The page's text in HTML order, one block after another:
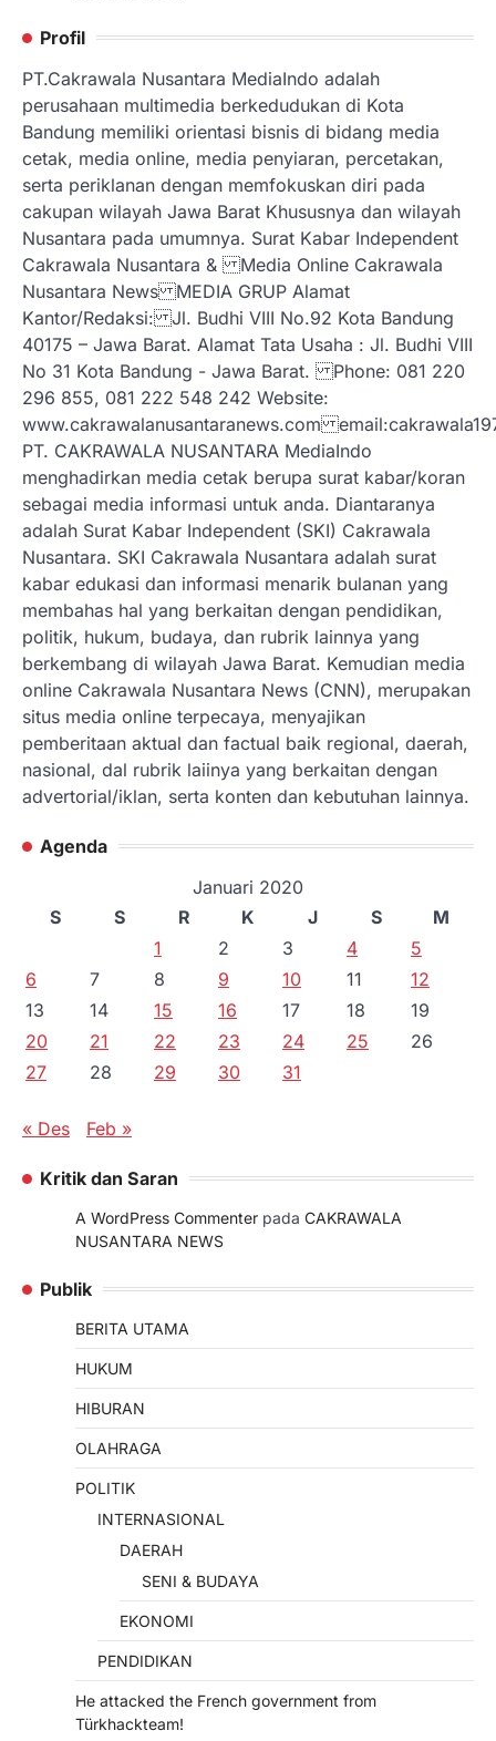
Profil
PT.Cakrawala Nusantara MediaIndo adalah
perusahaan multimedia berkedudukan di Kota
Bandung memiliki orientasi bisnis di bidang media
cetak, media online, media penyiaran, percetakan,
serta periklanan dengan memfokuskan diri pada
cakupan wilayah Jawa Barat Khususnya dan wilayah
Nusantara pada umumnya. Surat Kabar Independent
Cakrawala Nusantara & Media Online Cakrawala
Nusantara News MEDIA GRUP Alamat
Kantor/Redaksi: Jl. Budhi VIII No.92 Kota Bandung
40175 – Jawa Barat. Alamat Tata Usaha : Jl. Budhi VIII
No 31 Kota Bandung - Jawa Barat. Phone: 081 220
296 855, 081 222 548 242 Website:
www.cakrawalanusantaranews.com
PT. CAKRAWALA NUSANTARA MediaIndo
menghadirkan media cetak berupa surat kabar/koran
sebagai media informasi untuk anda. Diantaranya
adalah Surat Kabar Independent (SKI) Cakrawala
Nusantara. SKI Cakrawala Nusantara adalah surat
kabar edukasi dan informasi menarik bulanan yang
membahas hal yang berkaitan dengan pendidikan,
politik, hukum, budaya, dan rubrik lainnya yang
berkembang di wilayah Jawa Barat. Kemudian media
online Cakrawala Nusantara News (CNN), merupakan
situs media online terpecaya, menyajikan
pemberitaan aktual dan factual baik regional, daerah,
nasional, dal rubrik laiinya yang berkaitan dengan
advertorial/iklan, serta konten dan kebutuhan lainnya.
Agenda
Januari 2020
S
S R K J S
M
1
2 3 4
5
6
7 8 9 10 11
12
13
14 15 16 17 18
19
20
21 22 23 24 25
26
27
28 29 30 31
« Des Feb »
Kritik dan Saran
A WordPress Commenter pada CAKRAWALA
NUSANTARA NEWS
Publik
BERITA UTAMA
HUKUM
HIBURAN
OLAHRAGA
POLITIK
INTERNASIONAL
DAERAH
SENI & BUDAYA
EKONOMI
PENDIDIKAN
He attacked the French government from
Türkhackteam!